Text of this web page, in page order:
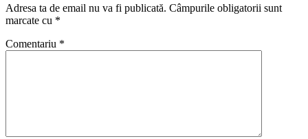
Adresa ta de email nu va fi publicată. Câmpurile obligatorii sunt
marcate cu *
Comentariu *